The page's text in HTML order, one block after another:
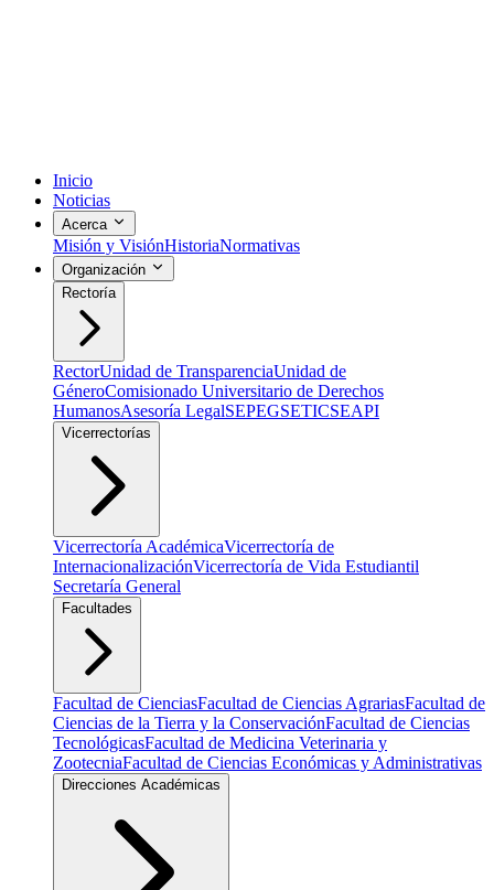
Inicio
Noticias
Acerca
Misión y VisiónHistoriaNormativas
Organización
Rectoría
RectorUnidad de TransparenciaUnidad de
GéneroComisionado Universitario de Derechos
HumanosAsesoría LegalSEPEGSETICSEAPI
Vicerrectorías
Vicerrectoría AcadémicaVicerrectoría de
InternacionalizaciónVicerrectoría de Vida Estudiantil
Secretaría General
Facultades
Facultad de CienciasFacultad de Ciencias AgrariasFacultad de
Ciencias de la Tierra y la ConservaciónFacultad de Ciencias
TecnológicasFacultad de Medicina Veterinaria y
ZootecniaFacultad de Ciencias Económicas y Administrativas
Direcciones Académicas